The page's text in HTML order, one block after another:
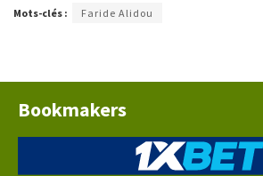
Mots-clés : Faride Alidou
Bookmakers